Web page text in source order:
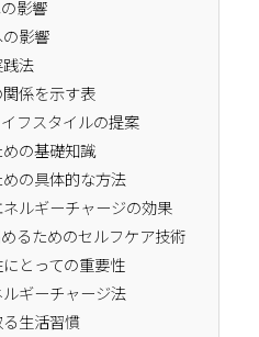
影響
影響
法
係を示す表
フスタイルの提案
の基礎知識
の具体的な方法
ルギーチャージの効果
るためのセルフケア技術
とっての重要性
ギーチャージ法
生活習慣